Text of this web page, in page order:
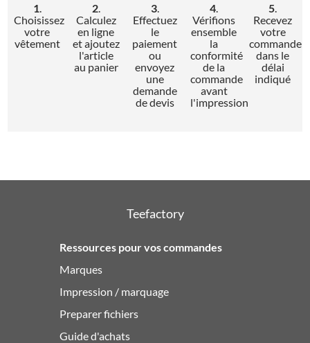
1
Choisissez
votre
vêtement
2.
Calculez
en ligne
et ajoutez
l'article
au panier
3.
Effectuez
le
paiement
ou
envoyez
une
demande
de devis
4
Vérifions
ensemble
la
conformité
de la
commande
avant
l'impression
5
Recevez
votre
commande
dans le
délai
indiqué
Teefactory
Ressources pour vos commandes
Marques
Impression / marquage
Preparer fichiers
Guide d'achats